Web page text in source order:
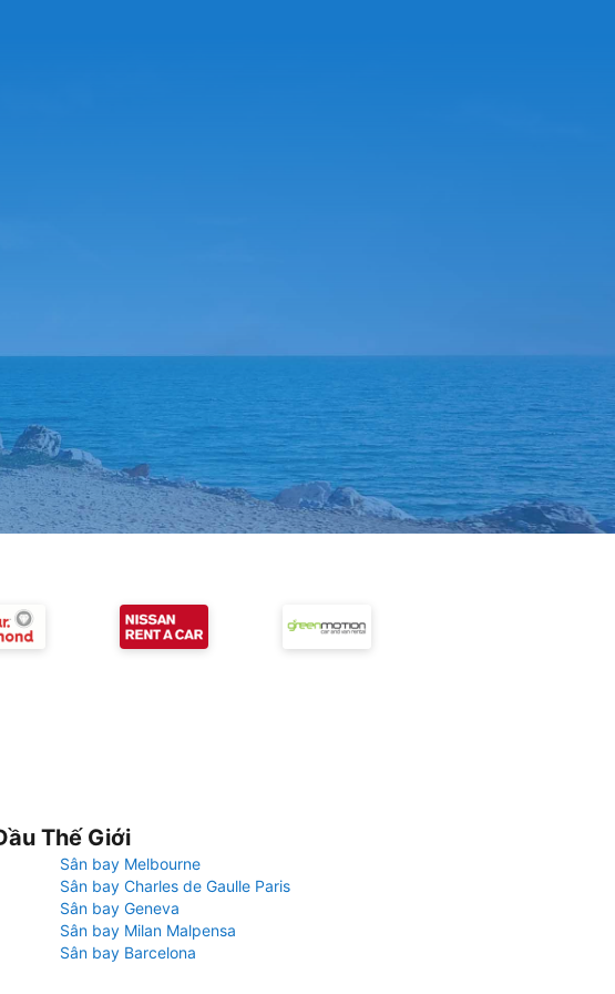
Thế Giới
Sân bay Melbourne
Sân bay Charles de Gaulle Paris
Sân bay Geneva
Sân bay Milan Malpensa
Sân bay Barcelona